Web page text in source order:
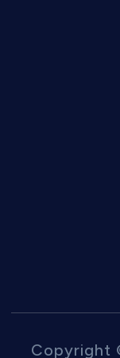
Copyright